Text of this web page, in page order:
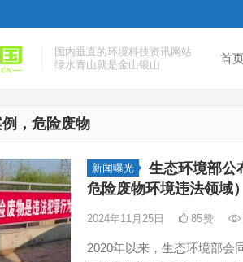
国内垂直的环境科技资讯网站
绿水青山就是金山银山
首
，危险废物
新闻曝光
生态环境部公
危险废物环境违法领域）
2024年11月25日 85赞
2020年以来，生态环境部会